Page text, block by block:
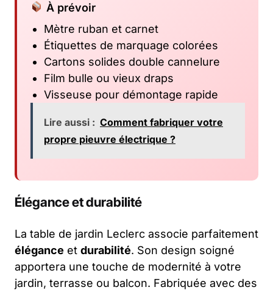
À prévoir
Mètre ruban et carnet
Étiquettes de marquage colorées
Cartons solides double cannelure
Film bulle ou vieux draps
Visseuse pour démontage rapide
Lire aussi : Comment fabriquer votre
propre pieuvre électrique ?
Élégance et durabilité
La table de jardin Leclerc associe parfaitement
élégance et durabilité. Son design soigné
apportera une touche de modernité à votre
jardin, terrasse ou balcon. Fabriquée avec des